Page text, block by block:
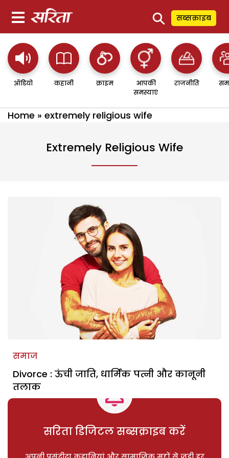
⚲ सब्सक्राइब
ऑडियो कहानी क्राइम
आपकी
समस्याएं
राजनीति
Home » extremely religious wife
Extremely Religious Wife
समाज
Divorce : ऊंची जाति, धार्मिक पत्नी और कानूनी
तलाक
सरिता डिजिटल सब्सक्राइब करें